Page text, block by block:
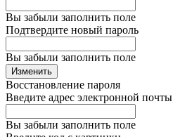
Вы забыли заполнить поле
Подтвердите новый пароль
Вы забыли заполнить поле
Изменить
Восстановление пароля
Введите адрес электронной почты
Вы забыли заполнить поле